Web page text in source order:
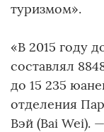
туризмом».
«В 2015 году
составлял
до 15 235
отделения
Вэй (Bai Wei).